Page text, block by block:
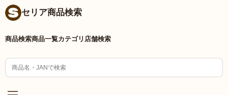
セリア商品検索
商品検索商品一覧カテゴリ 店舗検索